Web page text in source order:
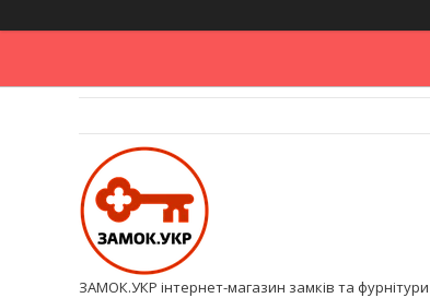
ЗАМОК.УКР інтернет-магазин замків та фурнітури